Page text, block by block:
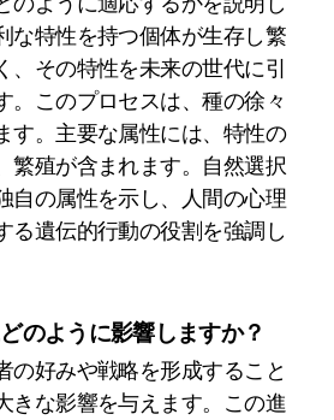
な特性を持つ個体が生存し繁
、その特性を未来の世代に引
。このプロセスは、種の徐々
す。主要な属性には、特性の
繁殖が含まれます。自然選択
自の属性を示し、人間の心理
る遺伝的行動の役割を強調し
のように影響しますか？
の好みや戦略を形成すること
きな影響を与えます。この進